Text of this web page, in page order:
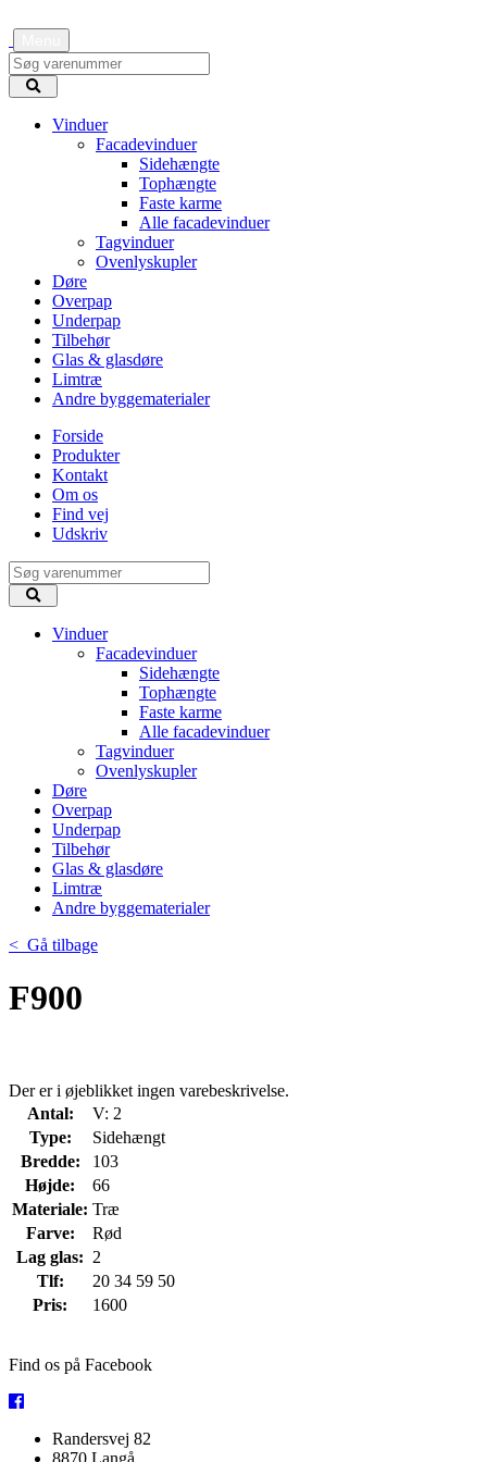
Vinduer
Facadevinduer
Sidehængte
Tophængte
Faste karme
Alle facadevinduer
Tagvinduer
Ovenlyskupler
Døre
Overpap
Underpap
Tilbehør
Glas & glasdøre
Limtræ
Andre byggematerialer
Forside
Produkter
Kontakt
Om os
Find vej
Udskriv
Vinduer
Facadevinduer
Sidehængte
Tophængte
Faste karme
Alle facadevinduer
Tagvinduer
Ovenlyskupler
Døre
Overpap
Underpap
Tilbehør
Glas & glasdøre
Limtræ
Andre byggematerialer
< Gå tilbage
F900
Der er i øjeblikket ingen varebeskrivelse.
Antal:
V: 2
Type:
Sidehængt
Bredde:
103
Højde:
66
Materiale: Træ
Farve:
Rød
Lag glas: 2
Tlf:
20 34 59 50
Pris:
1600
Find os på Facebook
Randersvej 82
8870 Langå